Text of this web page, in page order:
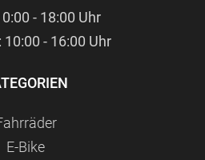
- 18:00 Uhr
- 16:00 Uhr
E-Bike